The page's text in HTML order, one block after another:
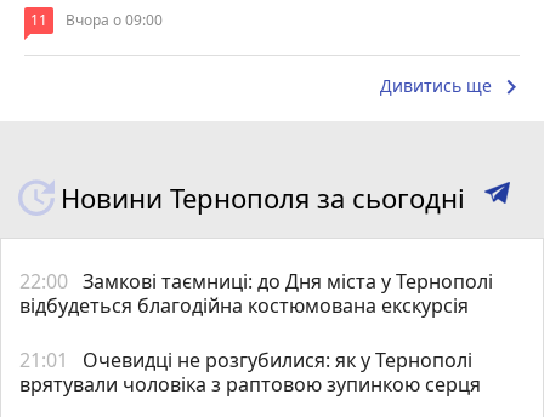
11 Вчора о 09:00
Дивитись ще keyboard_arrow_right
Новини Тернополя за сьогодні
22:00 Замкові таємниці: до Дня міста у Тернополі
відбудеться благодійна костюмована екскурсія
21:01
Очевидці не розгубилися: як у Тернополі
врятували чоловіка з раптовою зупинкою серця